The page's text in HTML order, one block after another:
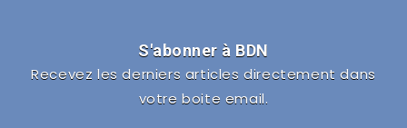
S'abonner à BDN
Recevez les derniers articles directement dans
votre boite email.